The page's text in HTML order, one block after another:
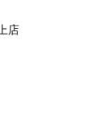
店